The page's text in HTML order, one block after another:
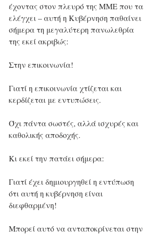
έχοντας στον πλευρό της ΜΜΕ που τα
ελέγχει – αυτή η Κυβέρνηση παθαίνει
σήμερα τη μεγαλύτερη πανωλεθρία
της εκεί ακριβώς:
Στην επικοινωνία!
Γιατί η επικοινωνία χτίζεται και
κερδίζεται με εντυπώσεις.
Όχι πάντα σωστές, αλλά ισχυρές και
καθολικής αποδοχής.
Κι εκεί την πατάει σήμερα:
Γιατί έχει δημιουργηθεί η εντύπωση
ότι αυτή η κυβέρνηση είναι
διεφθαρμένη!
Μπορεί αυτό να ανταποκρίνεται στην